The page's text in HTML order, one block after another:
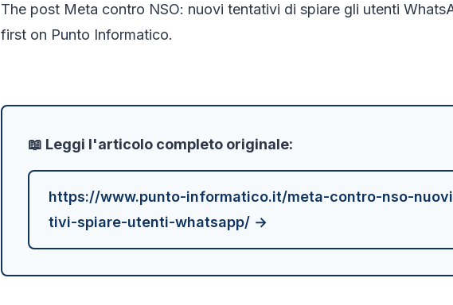
The post Meta contro NSO: nuovi tentativi di spiare gli utenti
first on Punto Informatico.
📖 Leggi l'articolo completo originale:
https://www.punto-informatico.it/meta-contro-nso-
tivi-spiare-utenti-whatsapp/ →